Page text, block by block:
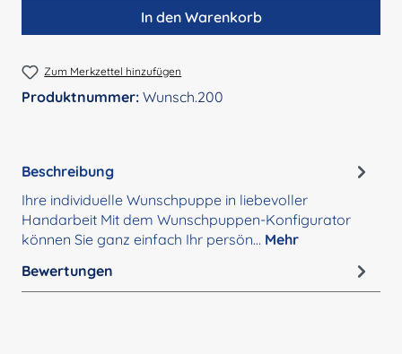
In den Warenkorb
Zum Merkzettel hinzufügen
Produktnummer: Wunsch.200
Beschreibung
Ihre individuelle Wunschpuppe in liebevoller
Handarbeit Mit dem Wunschpuppen-Konfigurator
können Sie ganz einfach Ihr persön… Mehr
Bewertungen